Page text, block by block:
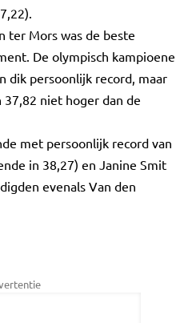
ter Mors was de beste
De olympisch kampioene
dik persoonlijk record, maar
niet hoger dan de
met persoonlijk record van
in 38,27) en Janine Smit
evenals Van den